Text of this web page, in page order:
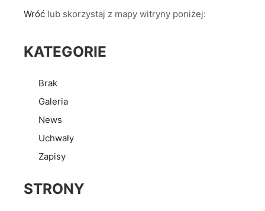
Wróć lub skorzystaj z mapy witryny poniżej:
KATEGORIE
Brak
Galeria
News
Uchwały
Zapisy
STRONY